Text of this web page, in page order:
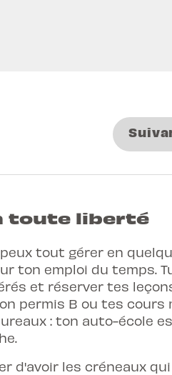
toute liberté
tout gérer en
ton emploi du temps.
et réserver tes
permis B ou tes cours
: ton auto-école
d'avoir les créneaux